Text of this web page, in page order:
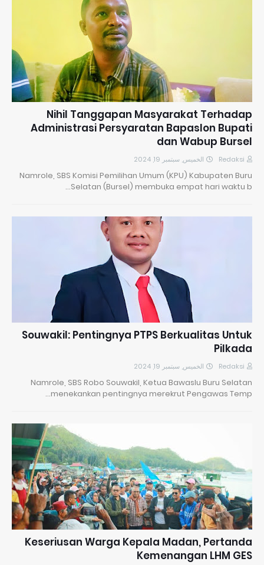
Nihil Tanggapan Masyarakat Terhadap
Administrasi Persyaratan Bapaslon Bupati
dan Wabup Bursel
Redaksi الخميس, سبتمبر 19, 2024
Namrole, SBS Komisi Pemilihan Umum (KPU) Kabupaten Buru
Selatan (Bursel) membuka empat hari waktu b…
Souwakil: Pentingnya PTPS Berkualitas Untuk
Pilkada
Redaksi الخميس, سبتمبر 19, 2024
Namrole, SBS Robo Souwakil, Ketua Bawaslu Buru Selatan
menekankan pentingnya merekrut Pengawas Temp…
Keseriusan Warga Kepala Madan, Pertanda
Kemenangan LHM GES